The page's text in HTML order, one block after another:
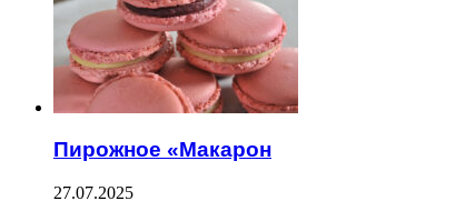
Пирожное «Макарон
27.07.2025